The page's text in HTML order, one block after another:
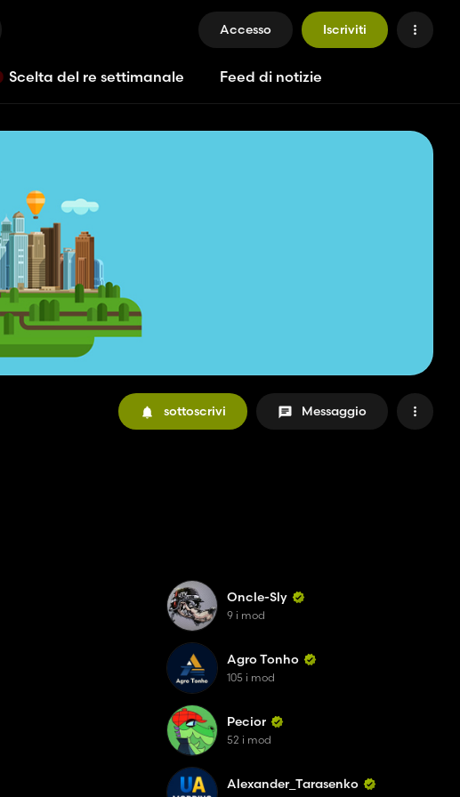
Accesso Iscriviti
Scelta del re settimanale Feed di notizie
sottoscrivi Messaggio
Oncle-Sly
9 i mod
Agro Tonho
105 i mod
Pecior
52 i mod
Alexander_Tarasenko